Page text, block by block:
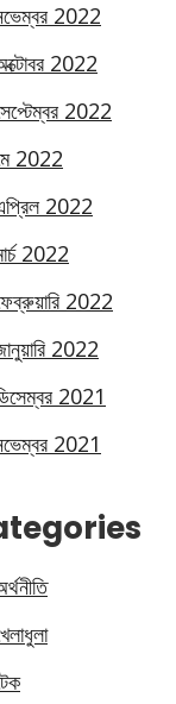
2022
2022
2022
2022
2022
2022
2022
2022
2021
2021